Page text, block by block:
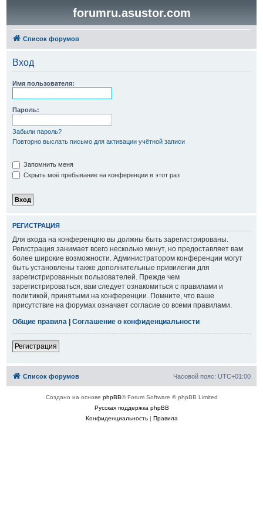
forumru.asustor.com
Список форумов
Вход
Имя пользователя:
Пароль:
Забыли пароль?
Повторно выслать письмо для активации учётной записи
Запомнить меня
Скрыть моё пребывание на конференции в этот раз
РЕГИСТРАЦИЯ
Для входа на конференцию вы должны быть зарегистрированы.
Регистрация занимает всего несколько минут, но предоставляет вам
более широкие возможности. Администратором конференции могут
быть установлены также дополнительные привилегии для
зарегистрированных пользователей. Прежде чем
зарегистрироваться, вам следует ознакомиться с правилами и
политикой, принятыми на конференции. Помните, что ваше
присутствие на форумах означает согласие со всеми правилами.
Общие правила | Соглашение о конфиденциальности
Регистрация
Список форумов Часовой пояс: UTC+01:00
Создано на основе phpBB® Forum Software © phpBB Limited
Русская поддержка phpBB
Конфиденциальность| Правила